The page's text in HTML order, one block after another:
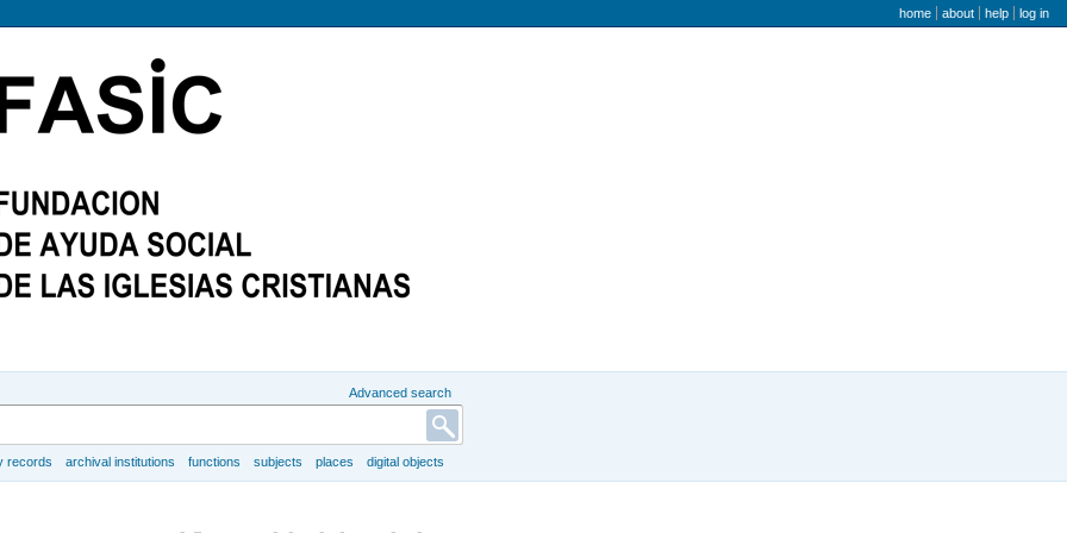
user menu
home about help log in
Advanced search
records archival institutions functions subjects places digital objects